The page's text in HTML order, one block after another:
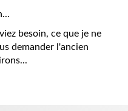
besoin, ce que je ne
demander l'ancien